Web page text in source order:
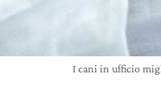
I cani in ufficio